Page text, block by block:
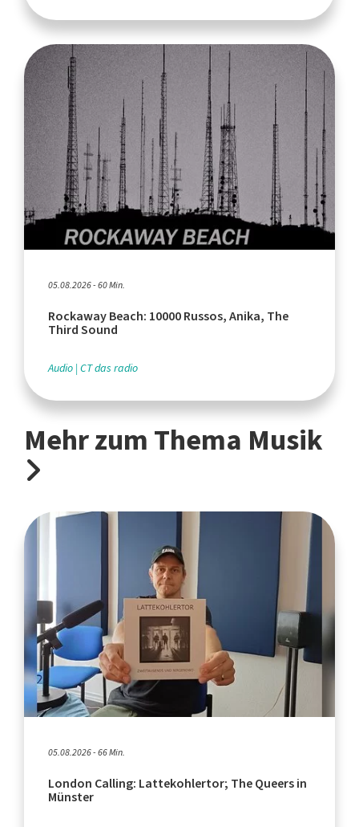
05.08.2026 - 60 Min.
Rockaway Beach: 10000 Russos, Anika, The
Third Sound
Audio CT das radio
Mehr zum Thema Musik
05.08.2026 - 66 Min.
London Calling: Lattekohlertor; The Queers in
Münster